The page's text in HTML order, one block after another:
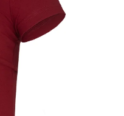
Wir empfehlen
SWEATHOSE - DENIM LÖWE